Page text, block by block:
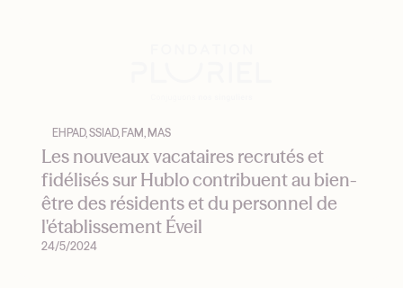
EHPAD, SSIAD, FAM, MAS
Les nouveaux vacataires recrutés et
fidélisés sur Hublo contribuent au bien-
être des résidents et du personnel de
l'établissement Éveil
24/5/2024